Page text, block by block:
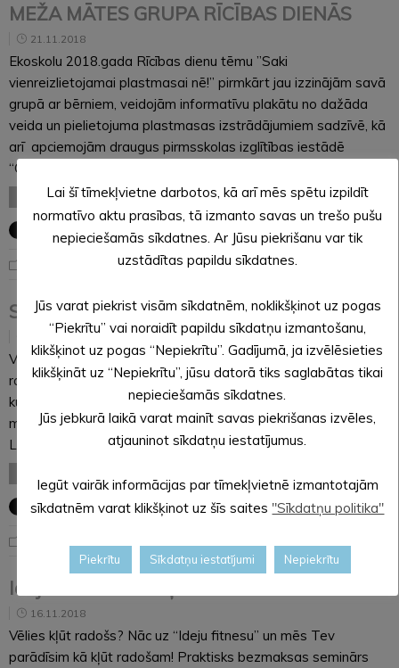
MEŽA MĀTES GRUPA RĪCĪBAS DIENĀS
21.11.2018
Ekoskolu 2018.gada Rīcības dienu tēmu ”Saki
vienreizlietojamai plastmasai nē!” pirmkārt jau izzinājām savā
grupā ar bērniem, veidojām informatīvu plakātu no dažāda
veida un pielietojuma plastmasas izstrādājumiem sadzīvē, kā
arī apciemojām draugus pirmsskolas izglītības iestādē
“Cālis”. Tur dalījāmies ar savu pieredzi,…
LASĪT VISU
Uzzini kas notiek "Sprīdītī"
SPĒKA ZĪMES LATVIJAI
20.11.2018
Visiem čakli rosoties un gaidot mūsu Latvijas skaisto jubileju,
radās ideja, kā varētu drēgnos un tumšos rudens vakarus,
kuru laikā ir dzimusi Latvijas valsts, padarīt gaišākus un sirdij
mīļākus. Ar ko gan citu, ja ne ar gaismu. “Spēka zīmes
Latvijai”…
Ideju fitness – Kā kļūt radošam?
16.11.2018
Vēlies kļūt radošs? Nāc uz “Ideju fitnesu” un mēs Tev
parādīsim kā kļūt radošam! Praktisks bezmaksas seminārs
Lai šī tīmekļvietne darbotos, kā arī mēs spētu izpildīt
normatīvo aktu prasības, tā izmanto savas un trešo pušu
nepieciešamās sīkdatnes. Ar Jūsu piekrišanu var tik
uzstādītas papildu sīkdatnes.
Jūs varat piekrist visām sīkdatnēm, noklikšķinot uz pogas
“Piekrītu” vai noraidīt papildu sīkdatņu izmantošanu,
klikšķinot uz pogas “Nepiekrītu”. Gadījumā, ja izvēlēsieties
klikšķināt uz “Nepiekrītu”, jūsu datorā tiks saglabātas tikai
nepieciešamās sīkdatnes.
Jūs jebkurā laikā varat mainīt savas piekrišanas izvēles,
atjauninot sīkdatņu iestatījumus.
Iegūt vairāk informācijas par tīmekļvietnē izmantotajām
sīkdatnēm varat klikšķinot uz šīs saites "Sīkdatņu politika"
Piekrītu Sīkdatņu iestatījumi Nepiekrītu